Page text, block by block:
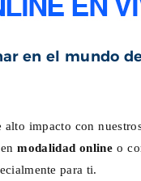
en el mundo
alto impacto con
modalidad online o
para ti.